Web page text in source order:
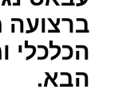
הכלכלי
הבא.